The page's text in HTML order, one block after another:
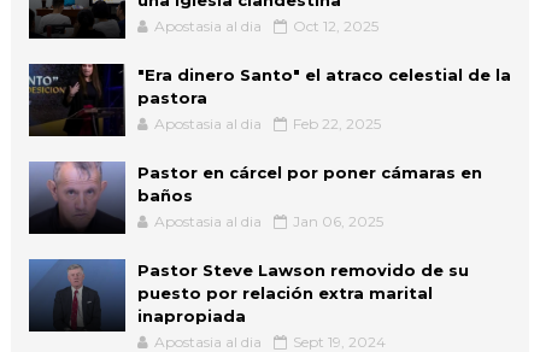
Apostasia al dia Oct 12, 2025
"Era dinero Santo" el atraco celestial de la
pastora
Apostasia al dia Feb 22, 2025
Pastor en cárcel por poner cámaras en
baños
Apostasia al dia Jan 06, 2025
Pastor Steve Lawson removido de su
puesto por relación extra marital
inapropiada
Apostasia al dia Sept 19, 2024